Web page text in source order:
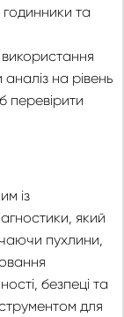
годинники та
на рівень
перевірити
із
який
пухлини,
безпеці та
для